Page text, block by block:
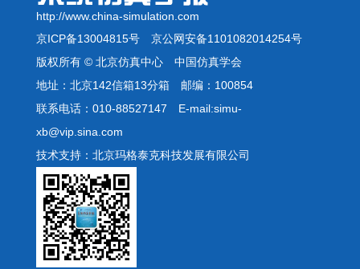
http://www.china-simulation.com
京ICP备13004815号 京公网安备1101082014254号
版权所有 © 北京仿真中心 中国仿真学会
地址：北京142信箱13分箱 邮编：100854
联系电话：010-88527147 E-mail:simu-
xb@vip.sina.com
技术支持：北京玛格泰克科技发展有限公司